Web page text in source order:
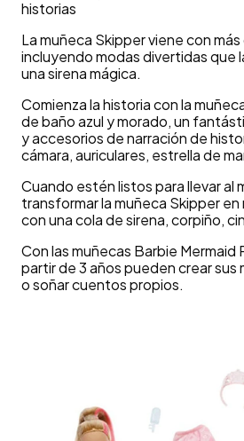
historias
La muñeca Skipper viene con
incluyendo modas divertidas que
una sirena mágica.
Comienza la historia con la
de baño azul y morado, un
y accesorios de narración de
cámara, auriculares, estrella de
Cuando estén listos para llevar al
transformar la muñeca Skipper en
con una cola de sirena, corpiño,
Con las muñecas Barbie Mermaid
partir de 3 años pueden crear
o soñar cuentos propios.